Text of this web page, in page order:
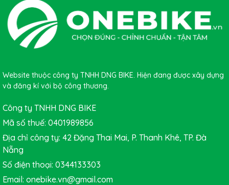
TREK SUPERCALIBER 9.8 GX có vành Kovee XXX 30 với
chiều rộng lớn hơn mang lại khả năng hỗ trợ vỏ tốt hơn,
nhờ vậy bạn có thể sử dụng áp suất thấp hơn cũng như
có độ bám đường cao hơn.
năng tương tác tức thì.
Website thuộc công ty TNHH DNG BIKE. Hiện đang được xây dựng
và đăng kí với bộ công thương.
Công ty TNHH DNG BIKE
Mã số thuế: 0401989856
Địa chỉ công ty: 42 Đặng Thai Mai, P. Thanh Khê, TP. Đà
Nẵng
Số điện thoại: 0344133303
Email: onebike.vn@gmail.com